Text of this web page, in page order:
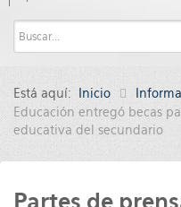
Está aquí: Inicio
Educación entregó becas
educativa del secundario
Partes de